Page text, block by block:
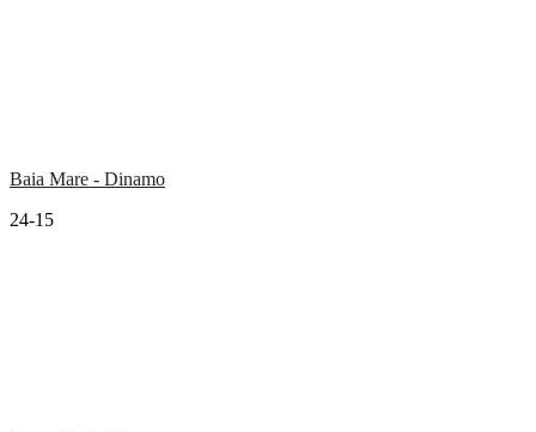
Baia Mare - Dinamo
24-15